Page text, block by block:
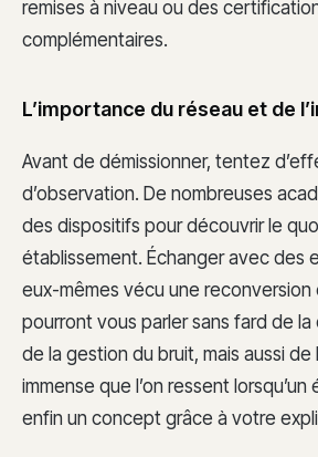
remises à niveau ou des
complémentaires.
L’importance du réseau et de
Avant de démissionner, tentez
d’observation. De nombreuses
des dispositifs pour découvrir le
établissement. Échanger avec des
eux-mêmes vécu une reconversion
pourront vous parler sans fard de la
de la gestion du bruit, mais aussi
immense que l’on ressent
enfin un concept grâce à votre